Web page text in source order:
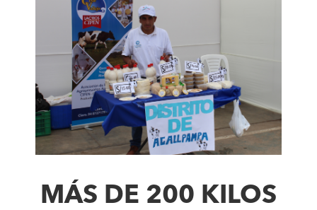
MÁS DE 200 KILOS